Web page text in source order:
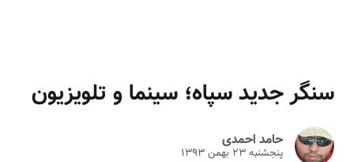
سنگر جدید سپاه؛ سینما و تلویزیون
حامد احمدی
پنجشنبه ۲۳ بهمن ۱۳۹۳